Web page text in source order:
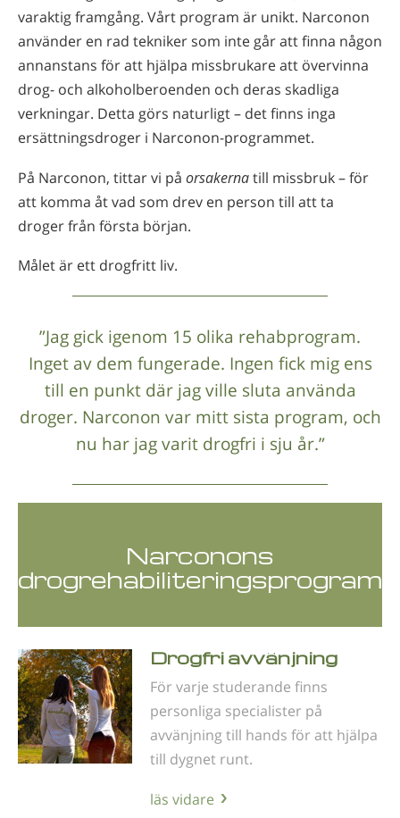
varaktig framgång. Vårt program är unikt. Narconon
använder en rad tekniker som inte går att finna någon
annanstans för att hjälpa missbrukare att övervinna
drog- och alkoholberoenden och deras skadliga
verkningar. Detta görs naturligt – det finns inga
ersättningsdroger i Narconon-programmet.
På Narconon, tittar vi på orsakernatill missbruk – för
att komma åt vad som drev en person till att ta
droger från första början.
Målet är ett drogfritt liv.
”Jag gick igenom 15 olika rehabprogram.
Inget av dem fungerade. Ingen fick mig ens
till en punkt där jag ville sluta använda
droger. Narconon var mitt sista program, och
nu har jag varit drogfri i sju år.”
Narconons
drogrehabiliteringsprogram
Drogfri avvänjning
För varje studerande finns
personliga specialister på
avvänjning till hands för att hjälpa
till dygnet runt.
läs vidare